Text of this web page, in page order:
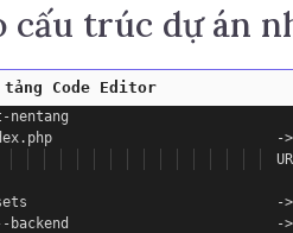
cấu trúc dự án
nentang
->
assets -> Thư
backend -> Thư